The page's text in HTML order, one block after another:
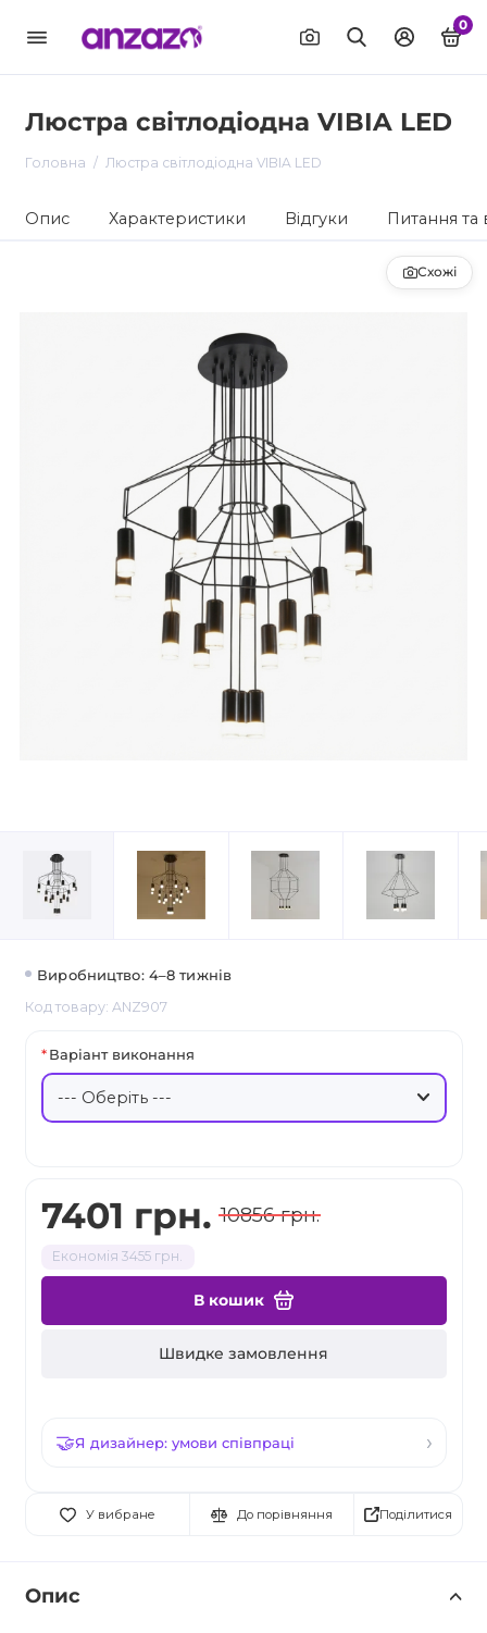
0
Люстра світлодіодна VIBIA LED
Головна Люстра світлодіодна VIBIA LED
Опис Характеристики Відгуки Питання та
Схожі
Виробництво: 4–8 тижнів
Код товару: ANZ907
7401 грн. 10856 грн.
Економія 3455 грн.
В кошик
Швидке замовлення
Я дизайнер: умови співпраці
У вибране До порівняння
Варіант виконання
Поділитися
Опис